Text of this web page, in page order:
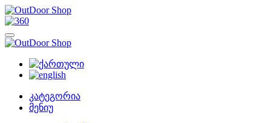
კატეგორია
მენიუ